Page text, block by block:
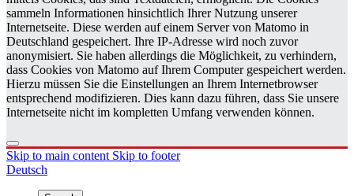
sammeln Informationen hinsichtlich Ihrer Nutzung unserer
Internetseite. Diese werden auf einem Server von Matomo in
Deutschland gespeichert. Ihre IP-Adresse wird noch zuvor
anonymisiert. Sie haben allerdings die Möglichkeit, zu verhindern,
dass Cookies von Matomo auf Ihrem Computer gespeichert werden.
Hierzu müssen Sie die Einstellungen an Ihrem Internetbrowser
entsprechend modifizieren. Dies kann dazu führen, dass Sie unsere
Internetseite nicht im kompletten Umfang verwenden können.
Skip to main content Skip to footer
Deutsch